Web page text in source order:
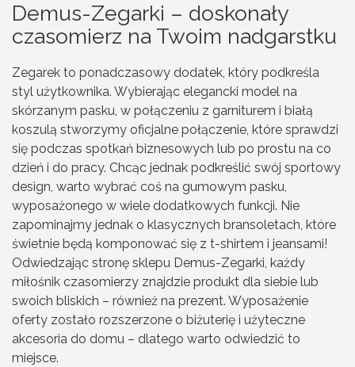
Demus-Zegarki – doskonały
czasomierz na Twoim nadgarstku
Zegarek to ponadczasowy dodatek, który podkreśla
styl użytkownika. Wybierając elegancki model na
skórzanym pasku, w połączeniu z garniturem i białą
koszulą stworzymy oficjalne połączenie, które sprawdzi
się podczas spotkań biznesowych lub po prostu na co
dzień i do pracy. Chcąc jednak podkreślić swój sportowy
design, warto wybrać coś na gumowym pasku,
wyposażonego w wiele dodatkowych funkcji. Nie
zapominajmy jednak o klasycznych bransoletach, które
świetnie będą komponować się z t-shirtem i jeansami!
Odwiedzając stronę sklepu Demus-Zegarki, każdy
miłośnik czasomierzy znajdzie produkt dla siebie lub
swoich bliskich – również na prezent. Wyposażenie
oferty zostało rozszerzone o biżuterię i użyteczne
akcesoria do domu – dlatego warto odwiedzić to
miejsce.